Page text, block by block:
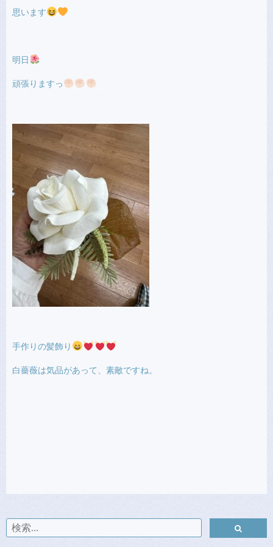
思います
明日
頑張りますっ
手作りの髪飾り
白薔薇は気品があって、素敵ですね。